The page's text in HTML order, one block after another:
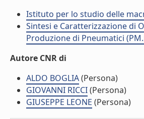
Istituto per lo studio delle
Sintesi e Caratterizzazione di
Produzione di Pneumatici
Autore CNR di
ALDO BOGLIA(Persona)
GIOVANNI RICCI(Persona)
GIUSEPPE LEONE (Persona)